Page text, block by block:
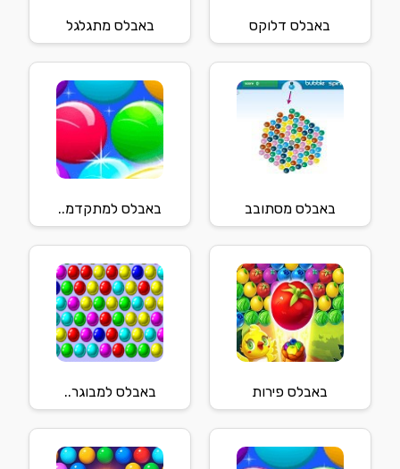
באבלס דלוקס באבלס מתגלגל
באבלס מסתובב באבלס למתקדמ..
באבלס פירות באבלס למבוגר..